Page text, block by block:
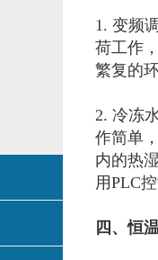
1. 变频
荷工作
繁复的
2. 冷冻
作简单
内的热
用PLC
四 、恒